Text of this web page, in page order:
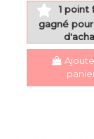
1 point
gagné pour